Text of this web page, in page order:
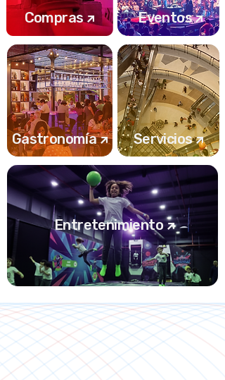
Compras ↗ Eventos ↗
Gastronomía ↗ Servicios ↗
Entretenimiento ↗
Desarrollo que
transforma ciudades